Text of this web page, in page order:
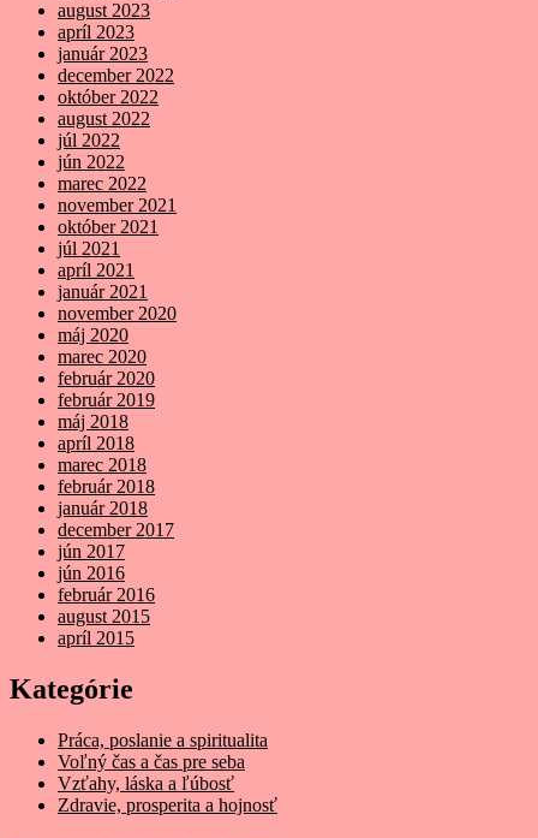
august 2023
apríl 2023
január 2023
december 2022
október 2022
august 2022
júl 2022
jún 2022
marec 2022
november 2021
október 2021
júl 2021
apríl 2021
január 2021
november 2020
máj 2020
marec 2020
február 2020
február 2019
máj 2018
apríl 2018
marec 2018
február 2018
január 2018
december 2017
jún 2017
jún 2016
február 2016
august 2015
apríl 2015
Kategórie
Práca, poslanie a spiritualita
Voľný čas a čas pre seba
Vzťahy, láska a ľúbosť
Zdravie, prosperita a hojnosť